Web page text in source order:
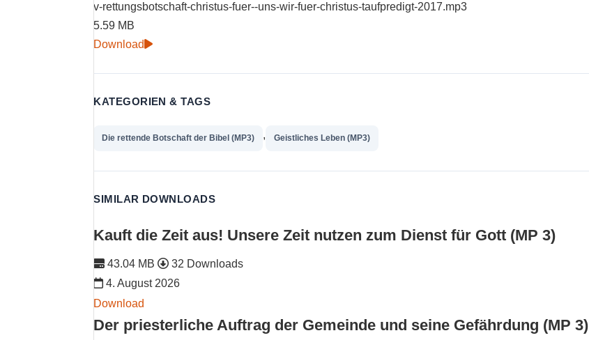
v-rettungsbotschaft-christus-fuer--uns-wir-fuer-christus-taufpredigt-2017.mp3
5.59 MB
Download
KATEGORIEN & TAGS
Die rettende Botschaft der Bibel (MP3) , Geistliches Leben (MP3)
SIMILAR DOWNLOADS
Kauft die Zeit aus! Unsere Zeit nutzen zum Dienst für Gott (MP 3)
43.04 MB
32 Downloads
4. August 2026
Download
Der priesterliche Auftrag der Gemeinde und seine Gefährdung (MP 3)